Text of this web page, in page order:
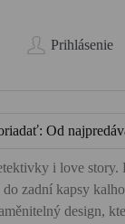
Prihlásenie
i love story.
zadní kapsy
design,
Od